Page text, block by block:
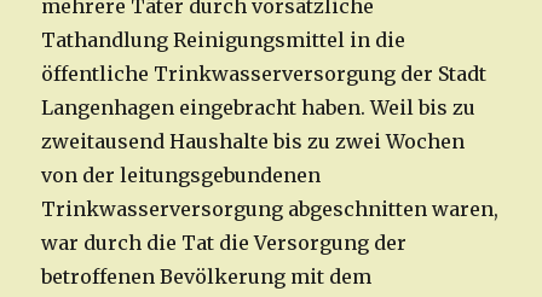
mehrere Täter durch vorsätzliche
Tathandlung Reinigungsmittel in die
öffentliche Trinkwasserversorgung der Stadt
Langenhagen eingebracht haben. Weil bis zu
zweitausend Haushalte bis zu zwei Wochen
von der leitungsgebundenen
Trinkwasserversorgung abgeschnitten waren,
war durch die Tat die Versorgung der
betroffenen Bevölkerung mit dem